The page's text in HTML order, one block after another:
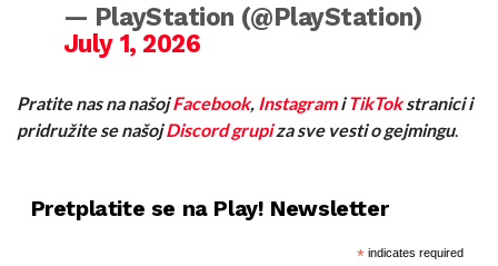
— PlayStation (@PlayStation)
July 1, 2026
Pratite nas na našojFacebook, InstagramiTikTokstranici i
pridružite se našojDiscord grupiza sve vesti o gejmingu.
Pretplatite se na Play! Newsletter
*indicates required